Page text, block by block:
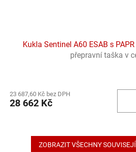
Kukla Sentinel A60 ESAB s
přepravní taška v
produktu
je
hvězdiček.
23 687,60 Kč bez DPH
28 662 Kč
ZOBRAZIT VŠECHNY